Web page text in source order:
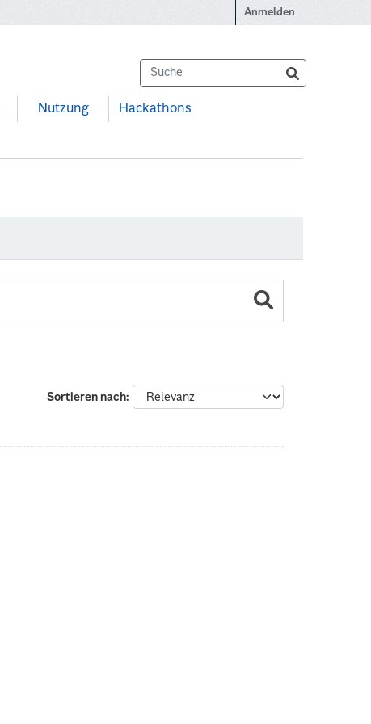
Anmelden
Nutzung Hackathons
Sortieren nach